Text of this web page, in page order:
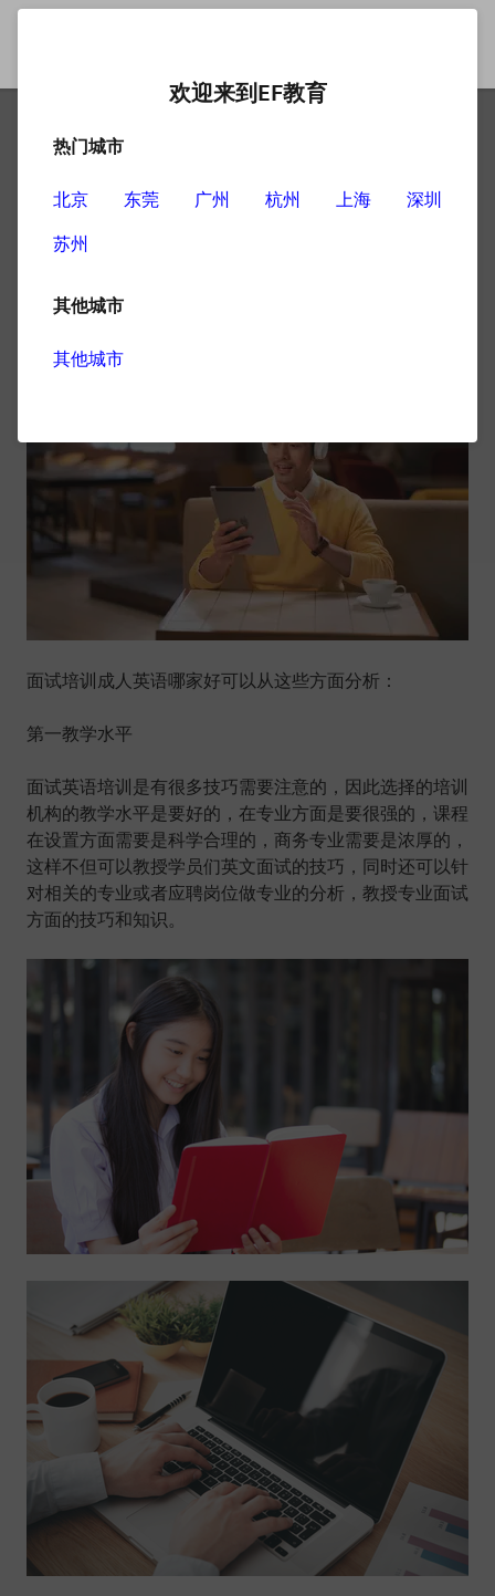
面试培训成人英语哪家好
多人在面试之前会精心的学习准备，很多人会选择报专业
呢？
面试培训成人英语哪家好可以从这些方面分析：
第一教学水平
面试英语培训是有很多技巧需要注意的，因此选择的培训
机构的教学水平是要好的，在专业方面是要很强的，课程
在设置方面需要是科学合理的，商务专业需要是浓厚的，
这样不但可以教授学员们英文面试的技巧，同时还可以针
对相关的专业或者应聘岗位做专业的分析，教授专业面试
方面的技巧和知识。
欢迎来到EF教育
热门城市
北京 东莞 广州 杭州 上海
深圳
苏州
其他城市
其他城市